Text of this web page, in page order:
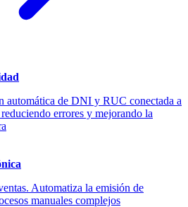
automática de DNI y RUC conectada a
errores y mejorando la
Automatiza la emisión de
manuales complejos